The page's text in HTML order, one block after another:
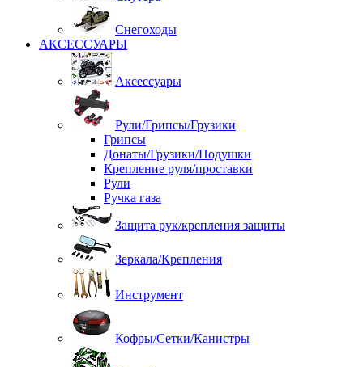
Снегоходы
АКСЕССУАРЫ
Аксессуары
Рули/Грипсы/Грузики
Грипсы
Донаты/Грузики/Подушки
Крепление руля/проставки
Рули
Ручка газа
Защита рук/крепления защиты
Зеркала/Крепления
Инструмент
Кофры/Сетки/Канистры